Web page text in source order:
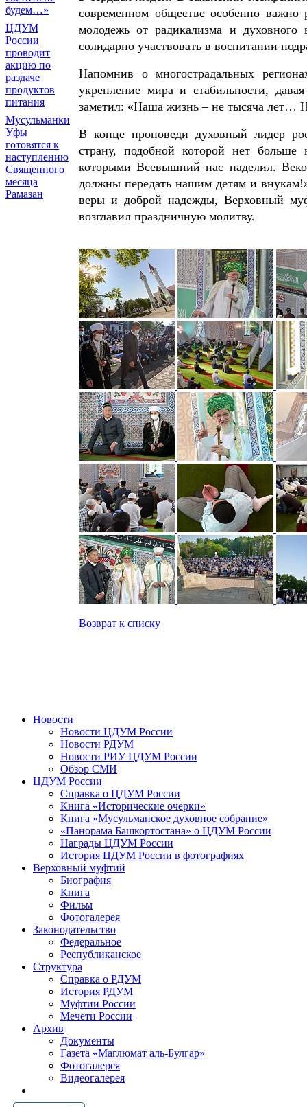
будем…»
ЦДУМ
России
проводит
акцию по
раздаче
продуктов
питания
Мусульманки
Уфы
готовятся к
наступлению
Священного
месяца
Рамазан
современном обществе особенно важно
молодежь от радикализма и
солидарно участвовать в воспитании
Напомнив о многострадальных
укрепление мира и стабильности,
заметил: «Наша жизнь – не тысяча лет…
В конце проповеди духовный лидер
страну, подобной которой нет
которыми Всевышний нас наделил.
должны передать нашим детям и
веры и доброй надежды, Верховный
возглавил праздничную молитву.
Возврат к списку
Новости
Новости ЦДУМ России
Новости РДУМ
Новости РИУ ЦДУМ России
Обзор СМИ
ЦДУМ России
Справка о ЦДУМ России
Книга «Исторические очерки»
Книга «Мусульманское духовное собрание»
«Панорама Башкортостана» о ЦДУМ России
Награды ЦДУМ России
История ЦДУМ России в фотографиях
Верховный муфтий
Биография
Книга
Фильм
Фотогалерея
Законодательство
Федеральное
Республиканское
Структура
Справка о РДУМ
История РДУМ
Муфтии России
Мечети России
Архив
Документы
Газета «Маглюмат аль-Булгар»
Фотогалерея
Видеогалерея